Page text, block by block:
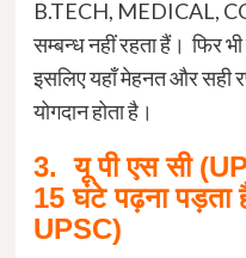
B.TECH, MEDICAL,
सम्बन्ध नहीं रहता हैं। फिर भी
इसलिए यहाँ मेहनत और सही
योगदान होता है।
3. यू पी एस सी
15 घंटे पढ़ना पड़ता
UPSC)